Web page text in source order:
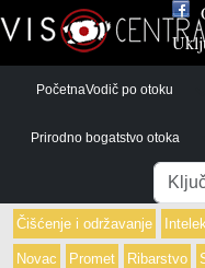
PočetnaVodič po otoku
Prirodno bogatstvo otoka
Pretraga
Čišćenje i održavanje
Novac Promet Ribarstvo